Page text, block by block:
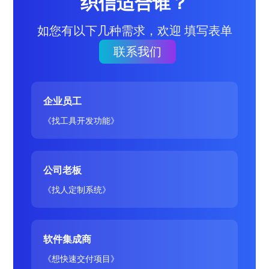
如您有以下几种需求，欢迎 填写表单
联系我们
企业员工
《找工具开发功能》
公司老板
《找人定制系统》
软件集成商
《想快速交付项目》